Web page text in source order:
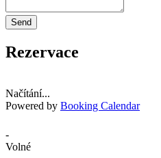
Rezervace
Načítání...
Powered by Booking Calendar
-
Volné